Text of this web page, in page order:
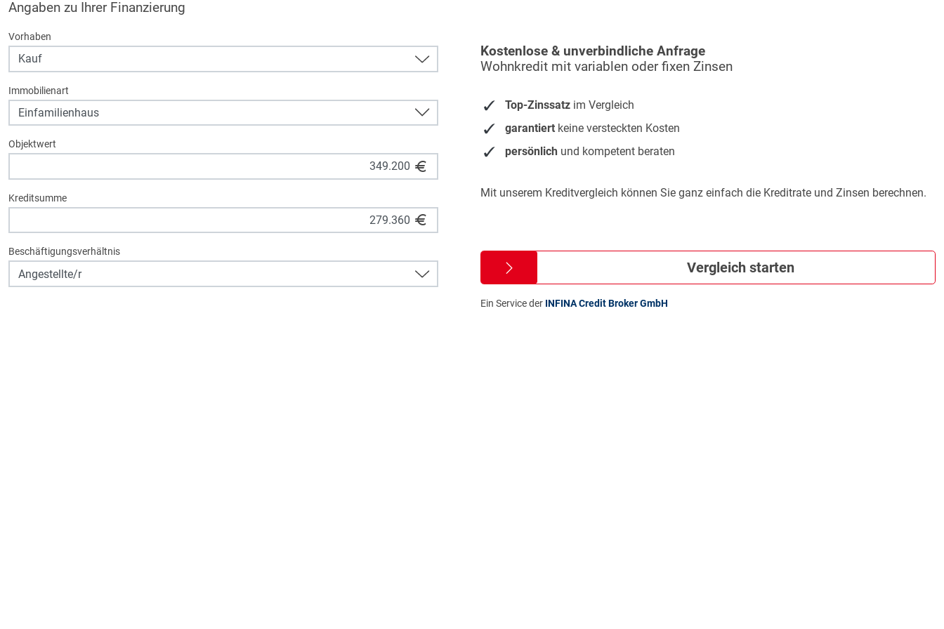
Angaben zu Ihrer Finanzierung
Vorhaben
Immobilienart
Objektwert
Kreditsumme
Beschäftigungsverhältnis
Kostenlose & unverbindliche Anfrage
Wohnkredit mit variablen oder fixen Zinsen
Top-Zinssatz im Vergleich
garantiert keine versteckten Kosten
persönlich und kompetent beraten
Mit unserem Kreditvergleich können Sie ganz einfach die Kreditrate und Zinsen berechnen.
Vergleich starten
Ein Service der INFINA Credit Broker GmbH